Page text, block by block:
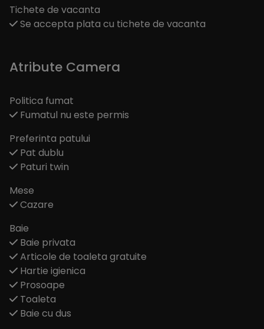
Tichete de vacanta
Se accepta plata cu tichete de vacanta
Atribute Camera
Politica fumat
Fumatul nu este permis
Preferinta patului
Pat dublu
Paturi twin
Mese
Cazare
Baie
Baie privata
Articole de toaleta gratuite
Hartie igienica
Prosoape
Toaleta
Baie cu dus